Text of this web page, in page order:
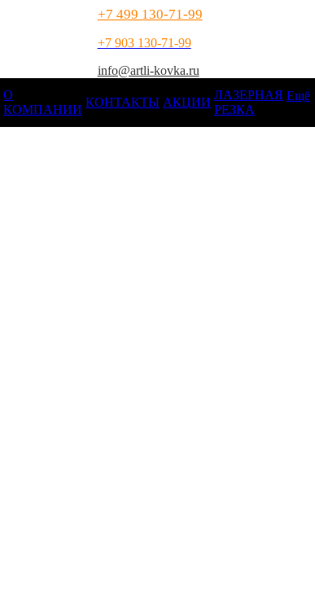
+7 499 130-71-99
+7 903 130-71-99
info@artli-kovka.ru
О
КОМПАНИИ
КОНТАКТЫ АКЦИИ
ЛАЗЕРНАЯ
РЕЗКА
Ещё